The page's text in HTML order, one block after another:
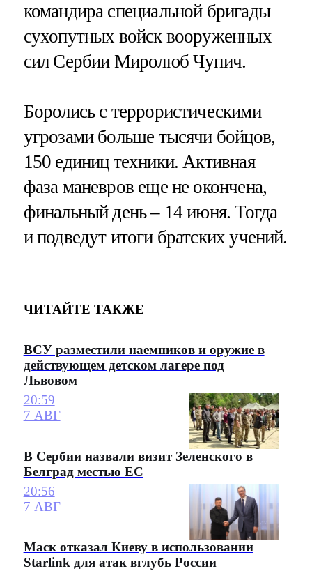
командира специальной бригады
сухопутных войск вооруженных
сил Сербии Миролюб Чупич.
Боролись с террористическими
угрозами больше тысячи бойцов,
150 единиц техники. Активная
фаза маневров еще не окончена,
финальный день – 14 июня. Тогда
и подведут итоги братских учений.
ЧИТАЙТЕ ТАКЖЕ
ВСУ разместили наемников и оружие в
действующем детском лагере под
Львовом
20:59
7 АВГ
В Сербии назвали визит Зеленского в
Белград местью ЕС
20:56
7 АВГ
Маск отказал Киеву в использовании
Starlink для атак вглубь России